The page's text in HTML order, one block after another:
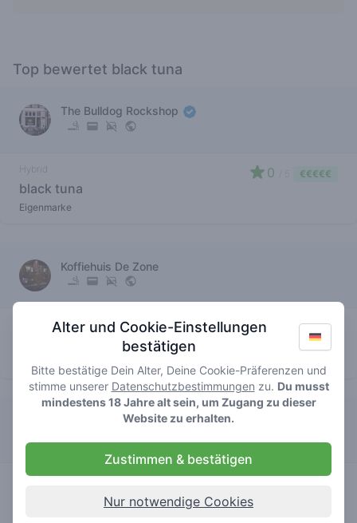
Top bewertet black tuna
The Bulldog Rockshop
Hybrid
black tuna
Eigenmarke
0 €€€€€
Koffiehuis De Zone
€€€€
Gallery Colorado
Hybrid
Alter und Cookie-Einstellungen
bestätigen
Bitte bestätige Dein Alter, Deine Cookie-Präferenzen und
stimme unserer Datenschutzbestimmungen zu. Du musst
mindestens 18 Jahre alt sein, um Zugang zu dieser
Website zu erhalten.
Zustimmen & bestätigen
Nur notwendige Cookies